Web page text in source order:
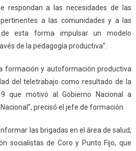
respondan a las necesidades de las
a las comunidades y a las
esta forma impulsar un modelo
de la pedagogía productiva”.
formación y autoformación productiva
del teletrabajo como resultado de la
que motivó al Gobierno Nacional a
precisó el jefe de formación.
las brigadas en el área de salud,
socialistas de Coro y Punto Fijo, que